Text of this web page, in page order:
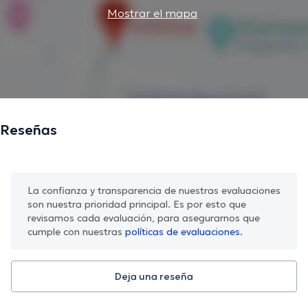
Mostrar el mapa
Reseñas
La confianza y transparencia de nuestras evaluaciones
son nuestra prioridad principal. Es por esto que
revisamos cada evaluación, para asegurarnos que
cumple con nuestras políticas de evaluaciones.
Deja una reseña